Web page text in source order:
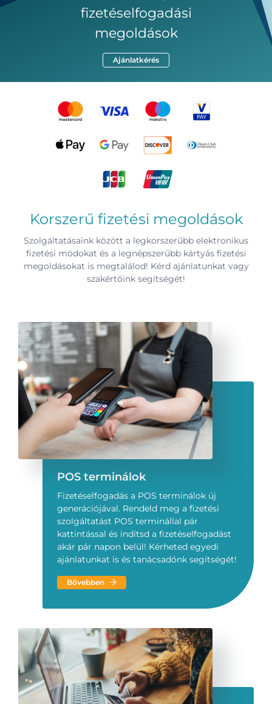
fizetéselfogadási
megoldások
Ajánlatkérés
Korszerű fizetési megoldások
Szolgáltatásaink között a legkorszerűbb elektronikus
fizetési módokat és a legnépszerűbb kártyás fizetési
megoldásokat is megtalálod! Kérd ajánlatunkat vagy
szakértőink segítségét!
POS terminálok
Fizetéselfogadás a POS terminálok új
generációjával. Rendeld meg a fizetési
szolgáltatást POS terminállal pár
kattintással és indítsd a fizetéselfogadást
akár pár napon belül! Kérheted egyedi
ajánlatunkat is és tanácsadónk segítségét!
Bővebben